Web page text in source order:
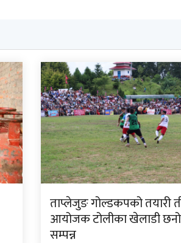
ताप्लेजुङ गोल्डकपको तयारी
आयोजक टोलीका खेलाडी
सम्पन्न